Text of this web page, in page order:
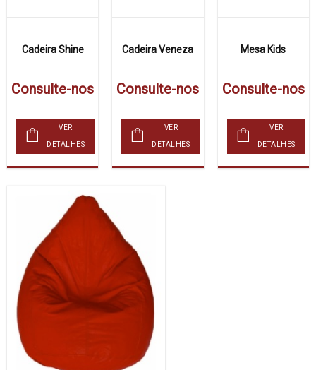
Cadeira Shine
Consulte-nos
VER
DETALHES
Cadeira Veneza
Consulte-nos
VER
DETALHES
Mesa Kids
Consulte-nos
VER
DETALHES